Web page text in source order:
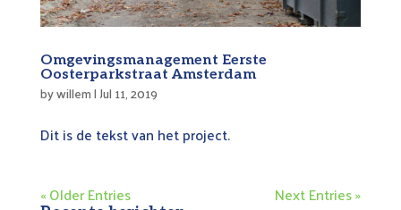
Omgevingsmanagement Eerste
Oosterparkstraat Amsterdam
bywillem| Jul 11, 2019
Dit is de tekst van het project.
« Older Entries Next Entries »